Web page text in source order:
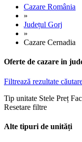
Cazare România
»
Județul Gorj
»
Cazare Cernadia
Oferte de cazare in
Filtrează rezultate
Tip unitate Stele Preț
Resetare filtre
Alte tipuri de unități